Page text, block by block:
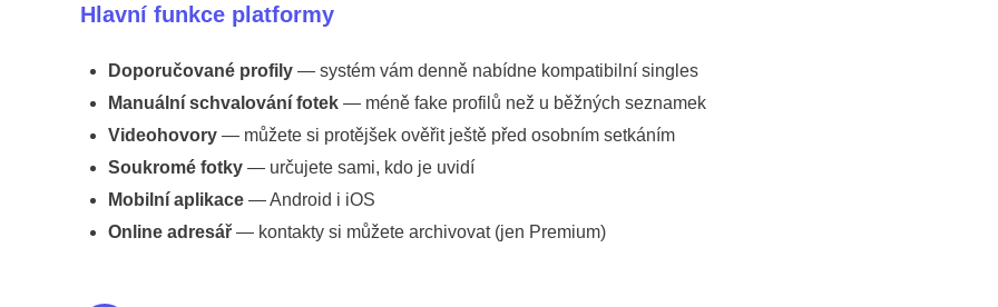
Hlavní funkce platformy
Doporučované profily — systém vám denně nabídne kompatibilní singles
Manuální schvalování fotek — méně fake profilů než u běžných seznamek
Videohovory — můžete si protějšek ověřit ještě před osobním setkáním
Soukromé fotky — určujete sami, kdo je uvidí
Mobilní aplikace — Android i iOS
Online adresář — kontakty si můžete archivovat (jen Premium)